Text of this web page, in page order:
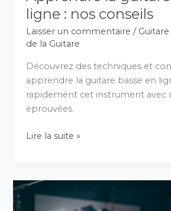
ligne : nos conseils
Laisser un commentaire / Guitare
de la Guitare
Découvrez des techniques et
apprendre la guitare basse en
rapidement cet instrument avec
éprouvées.
Lire la suite »
Ampli